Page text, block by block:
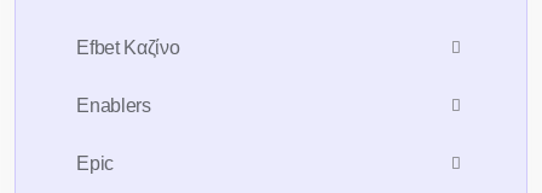
Efbet Καζίνο
Enablers
Epic